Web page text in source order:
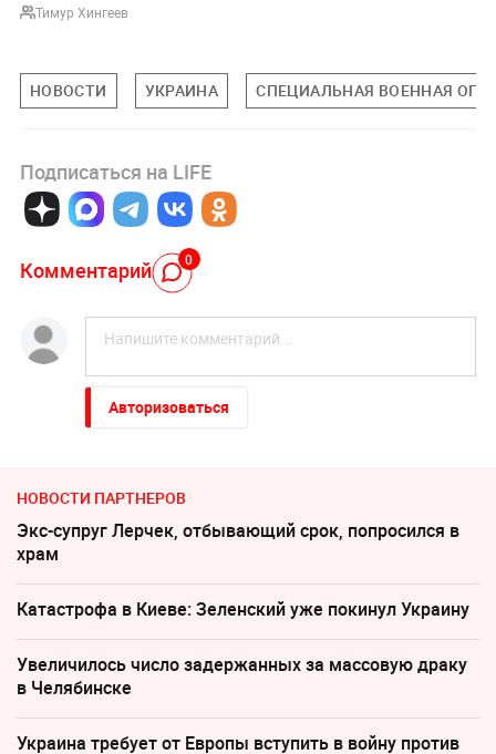
Тимур Хингеев
НОВОСТИ УКРАИНА СПЕЦИАЛЬНАЯ ВОЕННАЯ
Подписаться на LIFE
Комментарий 0
Авторизоваться
НОВОСТИ ПАРТНЕРОВ
Экс-супруг Лерчек, отбывающий срок, попросился в
храм
Катастрофа в Киеве: Зеленский уже покинул Украину
Увеличилось число задержанных за массовую драку
в Челябинске
Украина требует от Европы вступить в войну против